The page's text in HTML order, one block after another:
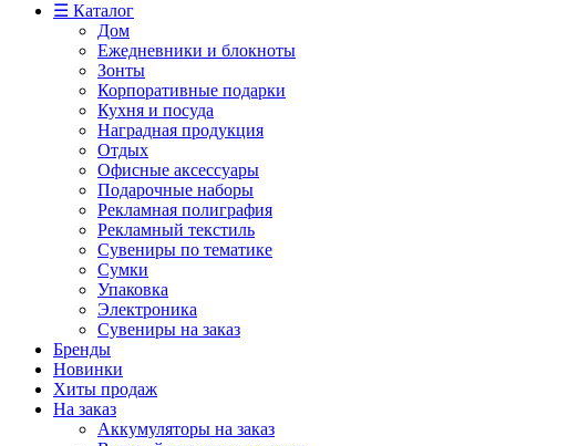
☰ Каталог
Дом
Ежедневники и блокноты
Зонты
Корпоративные подарки
Кухня и посуда
Наградная продукция
Отдых
Офисные аксессуары
Подарочные наборы
Рекламная полиграфия
Рекламный текстиль
Сувениры по тематике
Сумки
Упаковка
Электроника
Сувениры на заказ
Бренды
Новинки
Хиты продаж
На заказ
Аккумуляторы на заказ